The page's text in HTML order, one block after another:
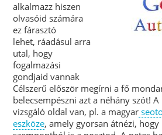
alkalmazz hiszen
olvasóid számára
ez fárasztó
lehet, ráadásul arra
utal, hogy
fogalmazási
gondjaid vannak
Célszerű először megírni a fő
belecsempészni azt a néhány szót!
vizsgáló oldal van, pl. a magyar
eszköze, amely gyorsan átnézi,